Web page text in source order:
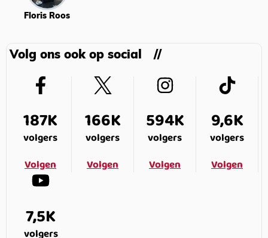
Floris Roos
Volg ons ook op social
187K
volgers
Volgen
166K
volgers
Volgen
594K
volgers
Volgen
9,6K
volgers
Volgen
7,5K
volgers